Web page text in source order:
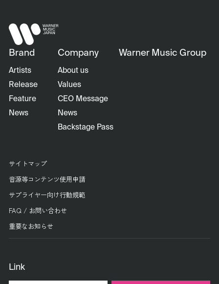
Brand
Artists
Release
Feature
News
Company
About us
Values
CEO Message
News
Backstage Pass
Warner Music Group
サイトマップ
音源等コンテンツ使用申請
サプライヤー向け行動規範
FAQ / お問い合わせ
重要なお知らせ
Link